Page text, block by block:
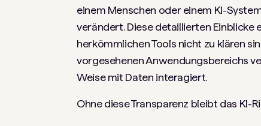
einem Menschen oder einem KI-
verändert. Diese detaillierten Einblicke
herkömmlichen Tools nicht zu klären
vorgesehenen Anwendungsbereichs
Weise mit Daten interagiert.
Ohne diese Transparenz bleibt das